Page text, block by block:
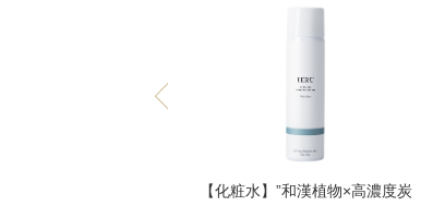
【化粧水】”和漢植物×高濃度炭